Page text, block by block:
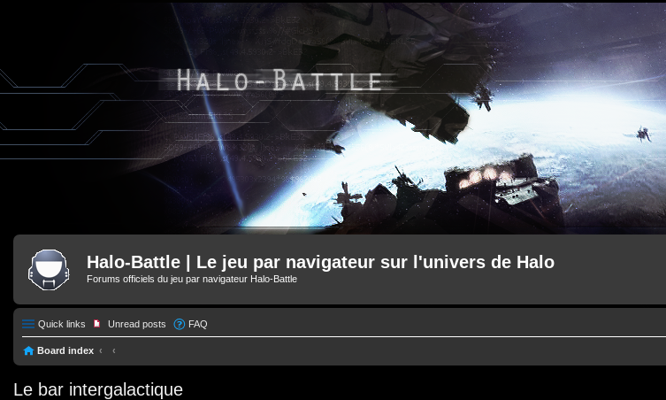
Halo-Battle | Le jeu par navigateur sur l'univers de Halo
Forums officiels du jeu par navigateur Halo-Battle
Quick links Unread posts FAQ
Board index
Le bar intergalactique